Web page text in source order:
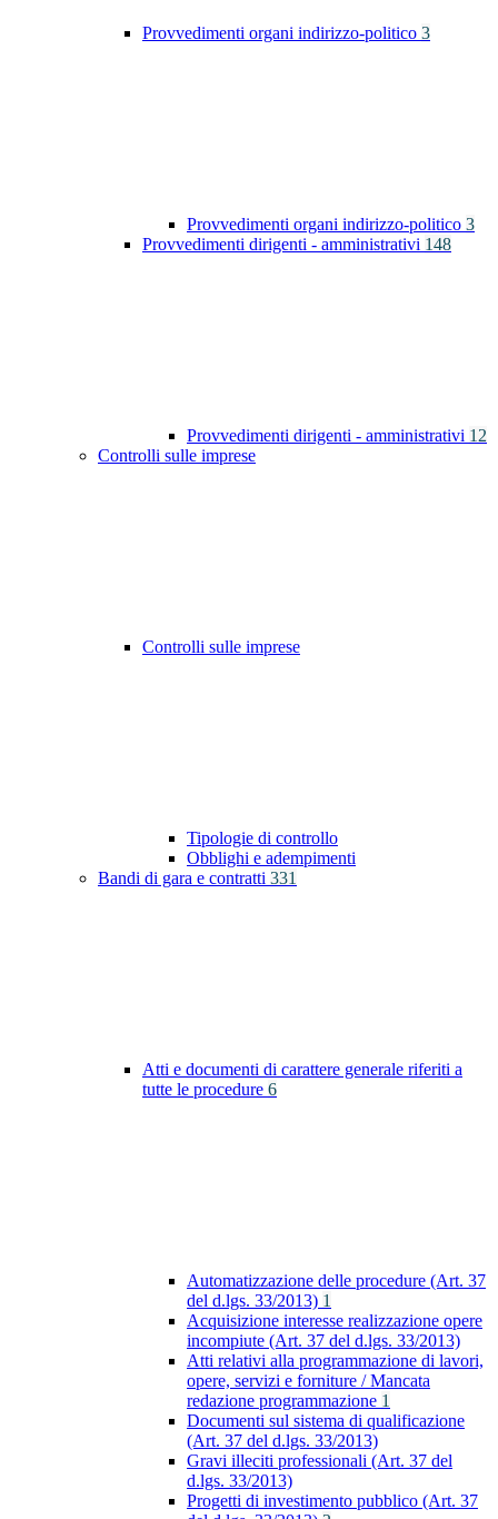
Provvedimenti organi indirizzo-politico 3
Provvedimenti organi indirizzo-politico 3
Provvedimenti dirigenti - amministrativi 148
Provvedimenti dirigenti - amministrativi 12
Controlli sulle imprese
Controlli sulle imprese
Tipologie di controllo
Obblighi e adempimenti
Bandi di gara e contratti 331
Atti e documenti di carattere generale riferiti a
tutte le procedure 6
Automatizzazione delle procedure (Art. 37
del d.lgs. 33/2013) 1
Acquisizione interesse realizzazione opere
incompiute (Art. 37 del d.lgs. 33/2013)
Atti relativi alla programmazione di lavori,
opere, servizi e forniture / Mancata
redazione programmazione 1
Documenti sul sistema di qualificazione
(Art. 37 del d.lgs. 33/2013)
Gravi illeciti professionali (Art. 37 del
d.lgs. 33/2013)
Progetti di investimento pubblico (Art. 37